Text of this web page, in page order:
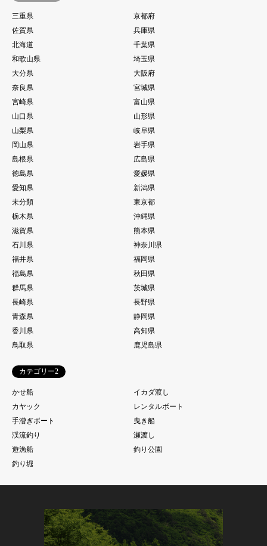
三重県
京都府
佐賀県
兵庫県
北海道
千葉県
和歌山県
埼玉県
大分県
大阪府
奈良県
宮城県
宮崎県
富山県
山口県
山形県
山梨県
岐阜県
岡山県
岩手県
島根県
広島県
徳島県
愛媛県
愛知県
新潟県
未分類
東京都
栃木県
沖縄県
滋賀県
熊本県
石川県
神奈川県
福井県
福岡県
福島県
秋田県
群馬県
茨城県
長崎県
長野県
青森県
静岡県
香川県
高知県
鳥取県
鹿児島県
カテゴリー2
かせ船
イカダ渡し
カヤック
レンタルボート
手漕ぎボート
曳き船
渓流釣り
瀬渡し
遊漁船
釣り公園
釣り堀